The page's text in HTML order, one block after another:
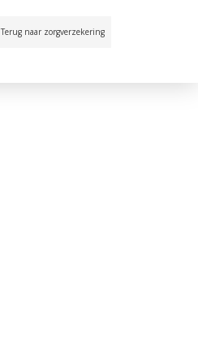
Terug naar zorgverzekering